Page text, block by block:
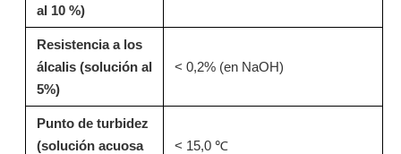
Preguntar Preguntar
al 10 %)
Resistencia a los
álcalis (solución al
5%)
< 0,2% (en NaOH)
Punto de turbidez
(solución acuosa
< 15,0 ℃